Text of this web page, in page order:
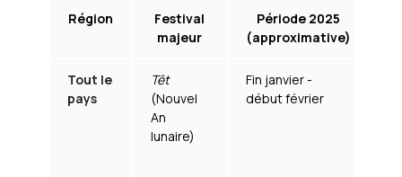
Région
Festival
majeur
Période 2025
(approximative)
Tout le
pays
Têt
(Nouvel
An
lunaire)
Fin janvier -
début février